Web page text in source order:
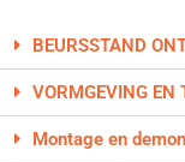
BEURSSTAND
VORMGEVING EN
Montage en